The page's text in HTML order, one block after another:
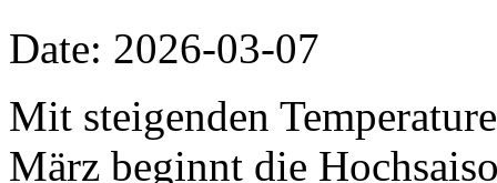
Date: 2026-03-07
Mit steigenden
März beginnt die